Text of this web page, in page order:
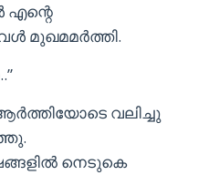
എന്റെ
മുഖമമര്‍ത്തി.
ആര്‍ത്തിയോടെ വലിച്ചു
നെടുകെ